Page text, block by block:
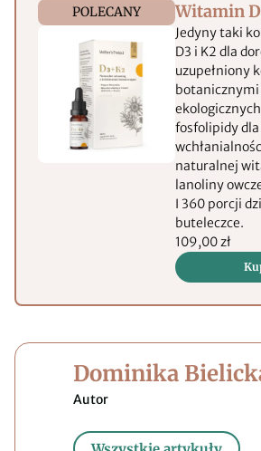
POLECANY Witamin
Jedyny taki
D3 i K2 dla
uzupełniony
botanicznymi
fosfolipidy
naturalnej
lanoliny
I 360 porcji
buteleczce.
109,00 zł
Dominika